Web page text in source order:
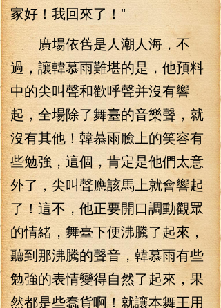
家好！我回來了！”
廣場依舊是人潮人海，不
過，讓韓慕雨難堪的是，他預料
中的尖叫聲和歡呼聲并沒有響
起，全場除了舞臺的音樂聲，就
沒有其他！韓慕雨臉上的笑容有
些勉強，這個，肯定是他們太意
外了，尖叫聲應該馬上就會響起
了！這不，他正要開口調動觀眾
的情緒，舞臺下便沸騰了起來，
聽到那沸騰的聲音，韓慕雨有些
勉強的表情變得自然了起來，果
然都是些蠢貨啊！就讓本舞王用